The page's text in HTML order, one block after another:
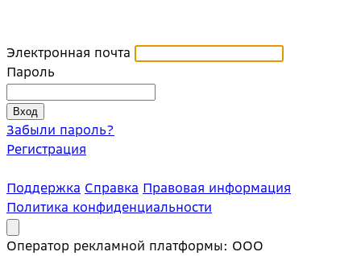
Электронная почта
Пароль
Забыли пароль?
Регистрация
Поддержка Справка Правовая информация
Политика конфиденциальности
Оператор рекламной платформы: ООО